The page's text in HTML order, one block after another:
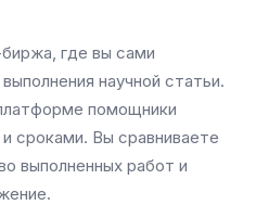
где вы сами
научной статьи.
помощники
сроками. Вы сравниваете
выполненных работ и